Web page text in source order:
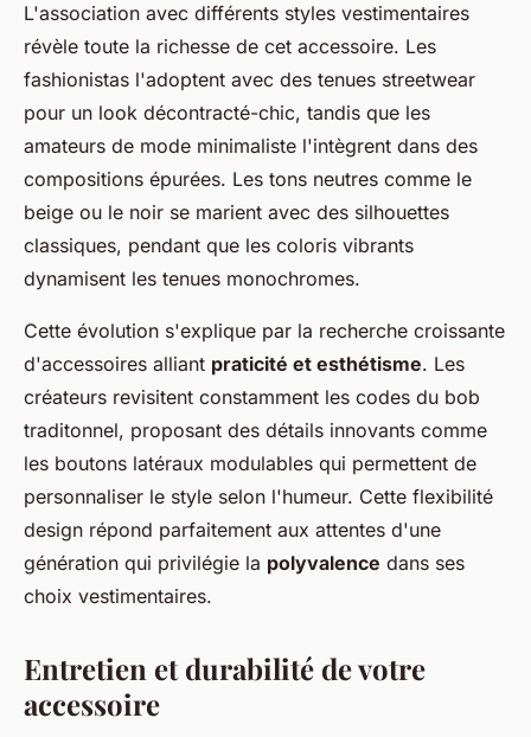
L'association avec différents styles vestimentaires
révèle toute la richesse de cet accessoire. Les
fashionistas l'adoptent avec des tenues streetwear
pour un look décontracté-chic, tandis que les
amateurs de mode minimaliste l'intègrent dans des
compositions épurées. Les tons neutres comme le
beige ou le noir se marient avec des silhouettes
classiques, pendant que les coloris vibrants
dynamisent les tenues monochromes.
Cette évolution s'explique par la recherche croissante
d'accessoires alliant praticité et esthétisme. Les
créateurs revisitent constamment les codes du bob
traditonnel, proposant des détails innovants comme
les boutons latéraux modulables qui permettent de
personnaliser le style selon l'humeur. Cette flexibilité
design répond parfaitement aux attentes d'une
génération qui privilégie la polyvalence dans ses
choix vestimentaires.
Entretien et durabilité de votre
accessoire